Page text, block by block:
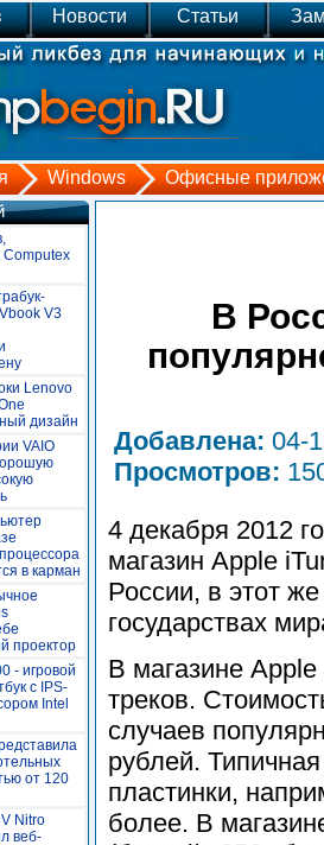
Новости Статьи
Windows Офисные
В
Добавлена: 04-
Просмотров:
4 декабря 2012
магазин Apple
России, в этот
государствах
В магазине
треков.
случаев
рублей.
пластинки,
более. В
Сomputex
V3
Lenovo
дизайн
VAIO
в карман
проектор
- игровой
с IPS-
Intel
от 120
Nitro
веб-